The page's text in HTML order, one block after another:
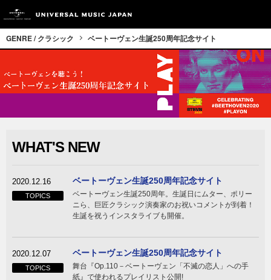
GENRE / クラシック ベートーヴェン生誕250周年記念サイト
WHAT'S NEW
2020.12.16
TOPICS
ベートーヴェン生誕250周年記念サイト
ベートーヴェン生誕250周年。生誕日にムター、ポリー
ニら、巨匠クラシック演奏家のお祝いコメントが到着！
生誕を祝うインスタライブも開催。
2020.12.07
TOPICS
ベートーヴェン生誕250周年記念サイト
舞台『Op.110－ベートーヴェン「不滅の恋人」への手
紙』で使われるプレイリスト公開!